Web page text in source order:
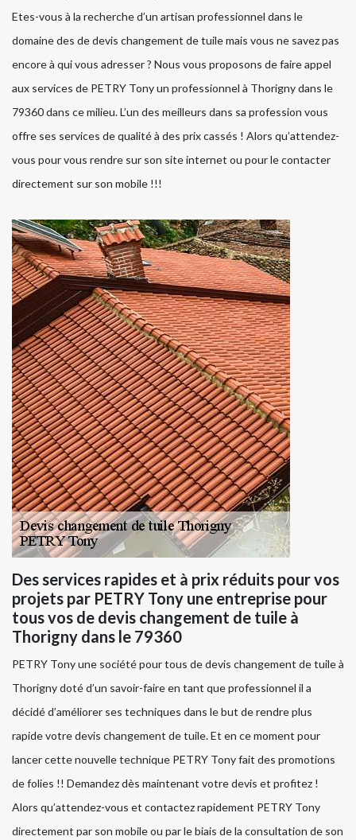
Etes-vous à la recherche d’un artisan professionnel dans le
domaine des de devis changement de tuile mais vous ne savez pas
encore à qui vous adresser ? Nous vous proposons de faire appel
aux services de PETRY Tony un professionnel à Thorigny dans le
79360 dans ce milieu. L’un des meilleurs dans sa profession vous
offre ses services de qualité à des prix cassés ! Alors qu’attendez-
vous pour vous rendre sur son site internet ou pour le contacter
directement sur son mobile !!!
Des services rapides et à prix réduits pour vos
projets par PETRY Tony une entreprise pour
tous vos de devis changement de tuile à
Thorigny dans le 79360
PETRY Tony une société pour tous de devis changement de tuile à
Thorigny doté d’un savoir-faire en tant que professionnel il a
décidé d’améliorer ses techniques dans le but de rendre plus
rapide votre devis changement de tuile. Et en ce moment pour
lancer cette nouvelle technique PETRY Tony fait des promotions
de folies !! Demandez dès maintenant votre devis et profitez !
Alors qu’attendez-vous et contactez rapidement PETRY Tony
directement par son mobile ou par le biais de la consultation de son